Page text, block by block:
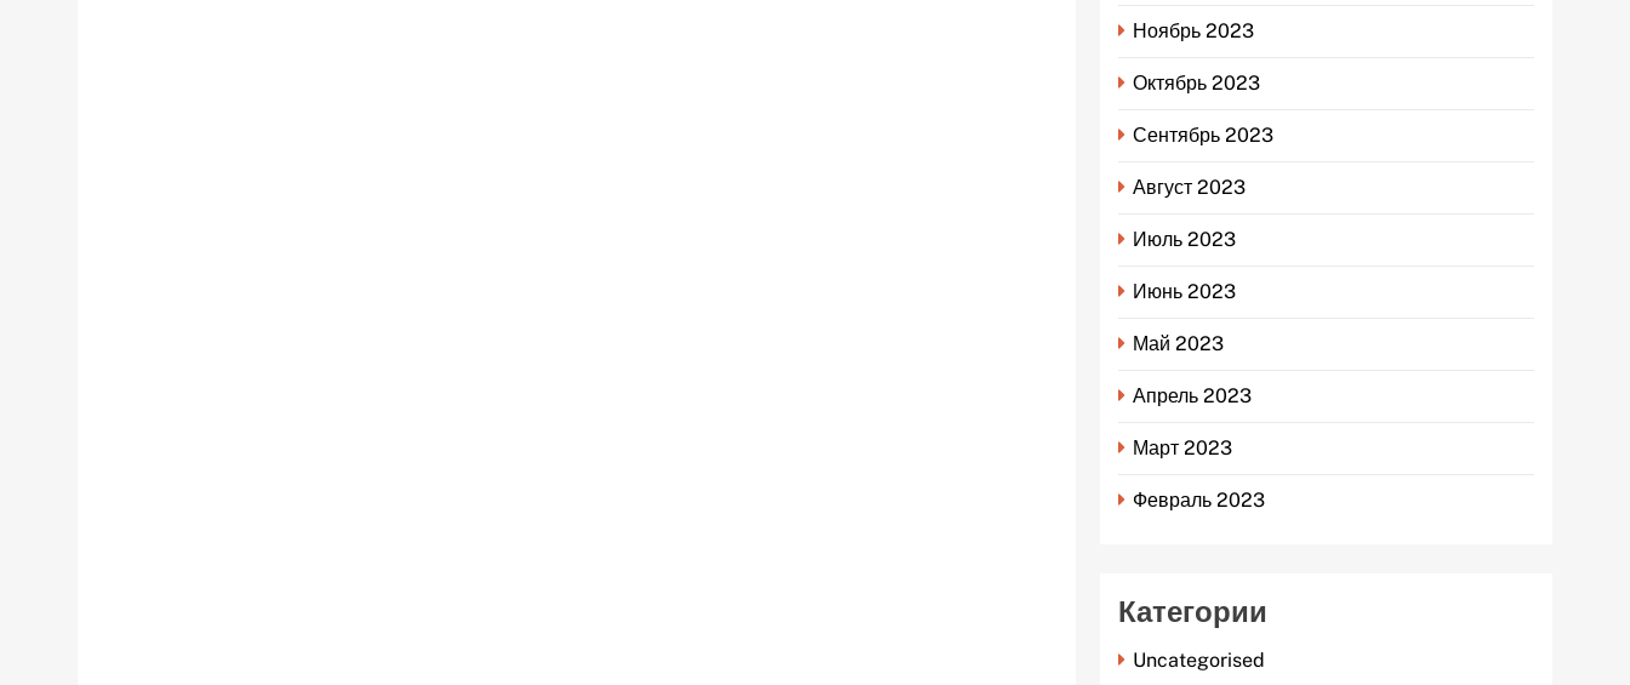
Ноябрь 2023
Октябрь 2023
Сентябрь 2023
Август 2023
Июль 2023
Июнь 2023
Май 2023
Апрель 2023
Март 2023
Февраль 2023
Категории
Uncategorised